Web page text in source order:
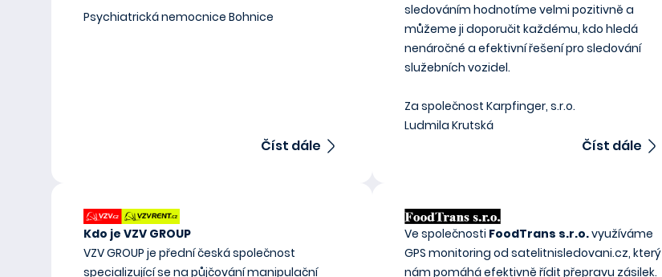
Psychiatrická nemocnice Bohnice
Číst dále
sledováním hodnotíme velmi pozitivně a
můžeme ji doporučit každému, kdo hledá
nenáročné a efektivní řešení pro sledování
služebních vozidel.
Za společnost Karpfinger, s.r.o.
Ludmila Krutská
Číst dále
Kdo je VZV GROUP
VZV GROUP je přední česká společnost
specializující se na půjčování manipulační
Ve společnosti FoodTrans s.r.o.využíváme
GPS monitoring od satelitnisledovani.cz, který
nám pomáhá efektivně řídit přepravu zásilek.